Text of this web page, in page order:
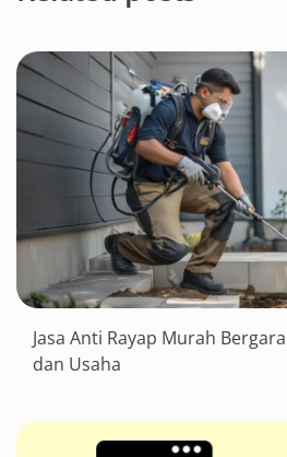
Jasa Anti Rayap Murah
dan Usaha